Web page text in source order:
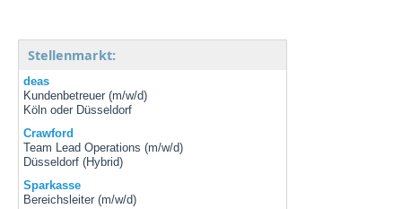
Stellenmarkt:
deas
Kundenbetreuer (m/w/d)
Köln oder Düsseldorf
Crawford
Team Lead Operations (m/w/d)
Düsseldorf (Hybrid)
Sparkasse
Bereichsleiter (m/w/d)